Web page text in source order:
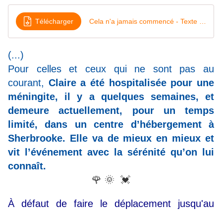
Télécharger
(...)
Pour celles et ceux qui ne sont pas au
courant, Claire a été hospitalisée pour une
méningite, il y a quelques semaines, et
demeure actuellement, pour un temps
limité, dans un centre d’hébergement à
Sherbrooke. Elle va de mieux en mieux et
vit l’événement avec la sérénité qu’on lui
connaît.
🌹 🌞 💓
À défaut de faire le déplacement jusqu'au